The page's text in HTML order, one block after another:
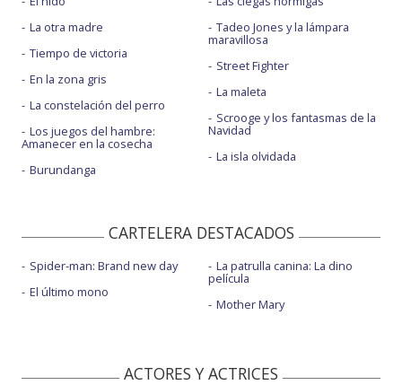
La otra madre
Tiempo de victoria
En la zona gris
La constelación del perro
Los juegos del hambre:
Amanecer en la cosecha
Burundanga
Tadeo Jones y la lámpara
maravillosa
Street Fighter
La maleta
Scrooge y los fantasmas de la
Navidad
La isla olvidada
CARTELERA DESTACADOS
Spider-man: Brand new day
El último mono
La patrulla canina: La dino
película
Mother Mary
ACTORES Y ACTRICES